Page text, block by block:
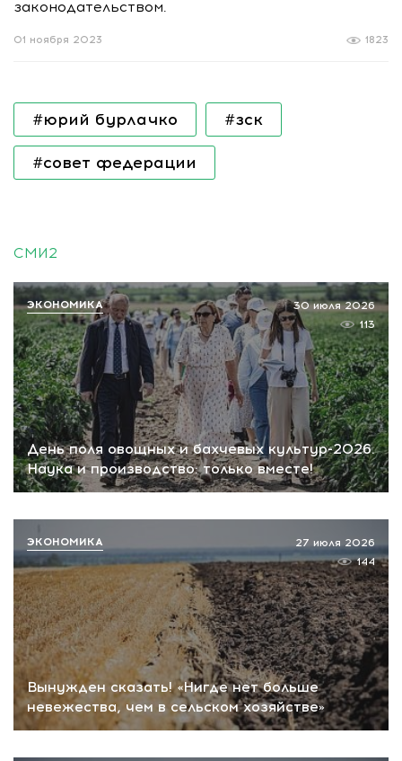
законодательством.
1823
01 ноября 2023
#юрий бурлачко #зск
#совет федерации
СМИ2
День поля овощных и бахчевых культур-2026.
Наука и производство: только вместе!
30 июля 2026
113
ЭКОНОМИКА
Вынужден сказать! «Нигде нет больше
невежества, чем в сельском хозяйстве»
27 июля 2026
144
ЭКОНОМИКА